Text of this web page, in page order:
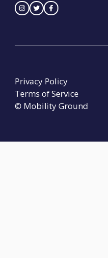
© Mobility Ground
Privacy Policy
Terms of Service